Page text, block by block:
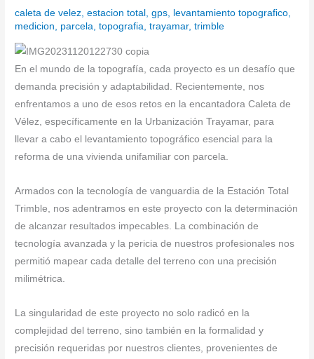
caleta de velez,estacion total ,gps, levantamiento topografico,
medicion, parcela,topografia,trayamar,trimble
En el mundo de la topografía, cada proyecto es un desafío que
demanda precisión y adaptabilidad. Recientemente, nos
enfrentamos a uno de esos retos en la encantadora Caleta de
Vélez, específicamente en la Urbanización Trayamar, para
llevar a cabo el levantamiento topográfico esencial para la
reforma de una vivienda unifamiliar con parcela.
Armados con la tecnología de vanguardia de la Estación Total
Trimble, nos adentramos en este proyecto con la determinación
de alcanzar resultados impecables. La combinación de
tecnología avanzada y la pericia de nuestros profesionales nos
permitió mapear cada detalle del terreno con una precisión
milimétrica.
La singularidad de este proyecto no solo radicó en la
complejidad del terreno, sino también en la formalidad y
precisión requeridas por nuestros clientes, provenientes de
Trayamar.